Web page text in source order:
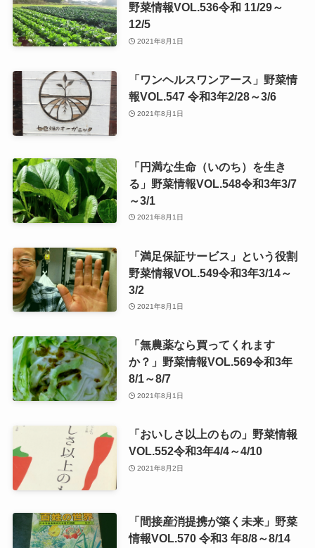
野菜情報VOL.536令和 11/29～
12/5
2021年8月1日
「ワンヘルスワンアース」野菜情
報VOL.547 令和3年2/28～3/6
2021年8月1日
「円満な生命（いのち）を生き
る」野菜情報VOL.548令和3年3/7
～3/1
2021年8月1日
「満足保証サービス」という役割
野菜情報VOL.549令和3年3/14～
3/2
2021年8月1日
「無農薬なら買ってくれます
か？」野菜情報VOL.569令和3年
8/1～8/7
2021年8月1日
「おいしさ以上のもの」野菜情報
VOL.552令和3年4/4～4/10
2021年8月2日
「間接産消提携が築く未来」野菜
情報VOL.570 令和3 年8/8～8/14